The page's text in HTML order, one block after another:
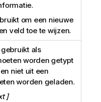
om een nieuwe
veld toe te wijzen.
als
worden getypt
niet uit een
worden geladen.
]